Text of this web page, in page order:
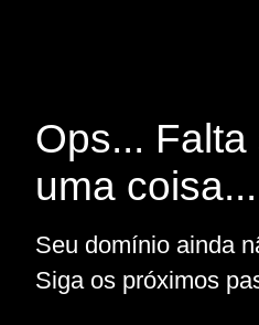
Ops...
uma coisa...
Seu domínio ainda
Siga os próximos